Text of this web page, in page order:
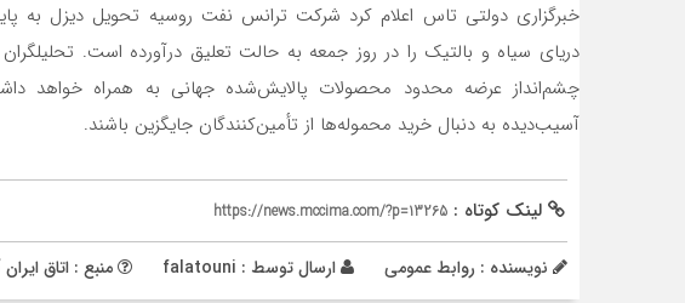
خبرگزاری دولتی تاس اعلام کرد شرکت ترانس نفت روسیه تحویل دیزل به
دریای سیاه و بالتیک را در روز جمعه به حالت تعلیق درآورده است.
چشم‌انداز عرضه محدود محصولات پالایش‌شده جهانی به همراه خواهد
آسیب‌دیده به دنبال خرید محموله‌ها از تأمین‌کنندگان جایگزین باشند.
لینک کوتاه : https://news.mccima.com/?p=13265
نویسنده : روابط عمومی ارسال توسط : falatouni منبع : اتاق ایران